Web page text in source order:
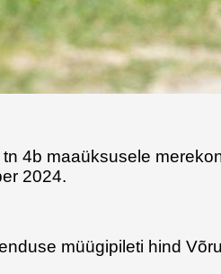
4b maaüksusele
2024.
müügipileti hind